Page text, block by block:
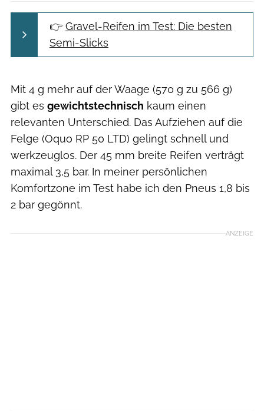
👉 Gravel-Reifen im Test: Die besten
Semi-Slicks
Mit 4 g mehr auf der Waage (570 g zu 566 g)
gibt es gewichtstechnisch kaum einen
relevanten Unterschied. Das Aufziehen auf die
Felge (Oquo RP 50 LTD) gelingt schnell und
werkzeuglos. Der 45 mm breite Reifen verträgt
maximal 3,5 bar. In meiner persönlichen
Komfortzone im Test habe ich den Pneus 1,8 bis
2 bar gegönnt.
ANZEIGE